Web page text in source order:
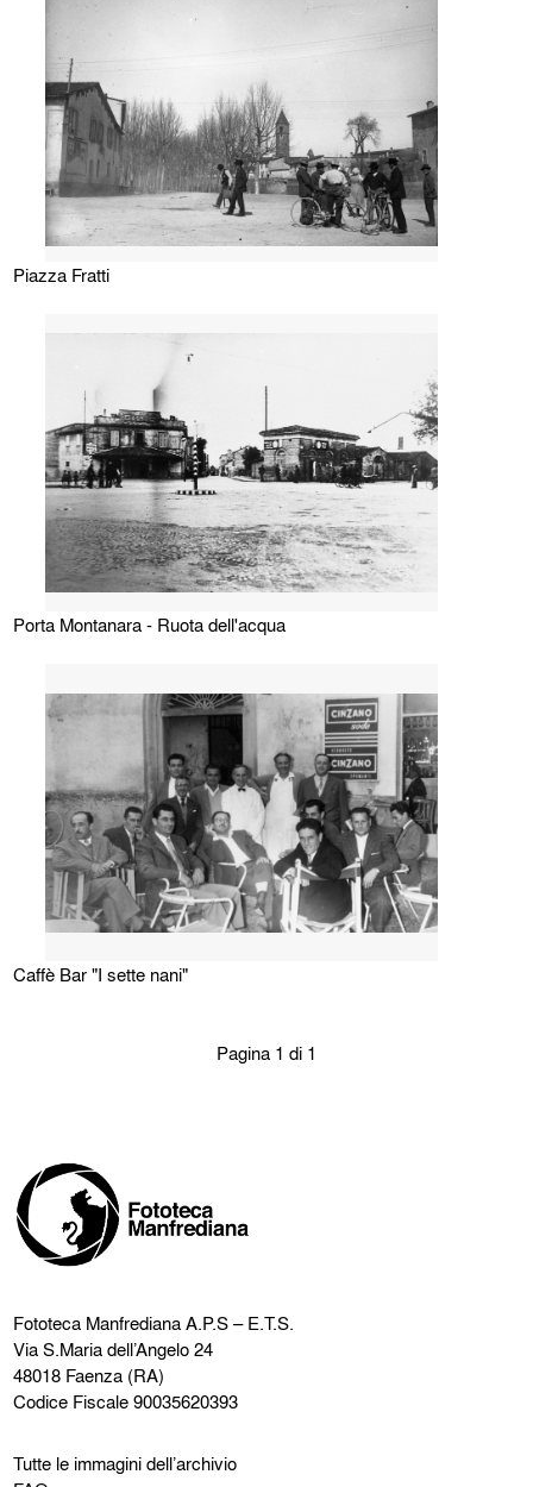
Piazza Fratti
Porta Montanara - Ruota dell'acqua
Caffè Bar "I sette nani"
Pagina 1 di 1
Fototeca ManfredianaA.P.S – E.T.S.
Via S.Maria dell’Angelo 24
48018 Faenza (RA)
Codice Fiscale 90035620393
Tutte le immagini dell’archivio